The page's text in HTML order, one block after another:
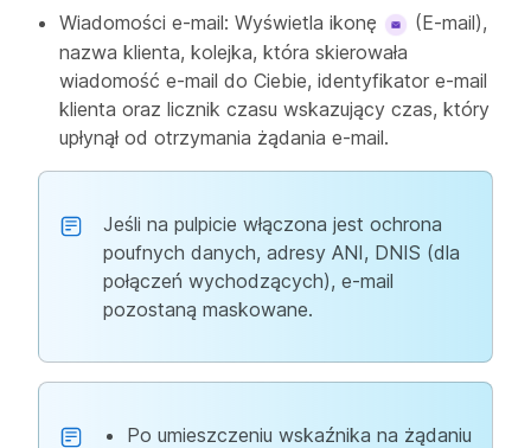
Wiadomości e-mail: Wyświetla ikonę
(E-mail),
nazwa klienta, kolejka, która skierowała
wiadomość e-mail do Ciebie, identyfikator e-mail
klienta oraz licznik czasu wskazujący czas, który
upłynął od otrzymania żądania e-mail.
Jeśli na pulpicie włączona jest ochrona
poufnych danych, adresy ANI, DNIS (dla
połączeń wychodzących), e-mail
pozostaną maskowane.
Po umieszczeniu wskaźnika na żądaniu